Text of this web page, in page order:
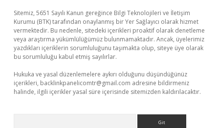
Sitemiz, 5651 Sayılı Kanun gereğince Bilgi Teknolojileri ve İletişim
Kurumu (BTK) tarafından onaylanmış bir Yer Sağlayıcı olarak hizmet
vermektedir. Bu nedenle, sitedeki içerikleri proaktif olarak denetleme
veya araştırma yükümlülüğümüz bulunmamaktadır. Ancak, üyelerimiz
yazdıkları içeriklerin sorumluluğunu taşımakta olup, siteye üye olarak
bu sorumluluğu kabul etmiş sayılırlar.
Hukuka ve yasal düzenlemelere aykırı olduğunu düşündüğünüz
içerikleri, backlinkpanelicomtr@gmail.com adresine bildirmeniz
halinde, ilgili içerikler yasal süre içerisinde sitemizden kaldırılacaktır.